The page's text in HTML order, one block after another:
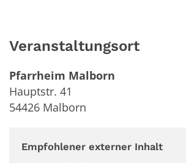
Veranstaltungsort
Pfarrheim Malborn
Hauptstr. 41
54426 Malborn
Empfohlener externer Inhalt